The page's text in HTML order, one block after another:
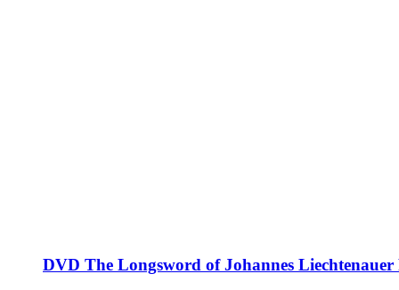
DVD The Longsword of Johannes